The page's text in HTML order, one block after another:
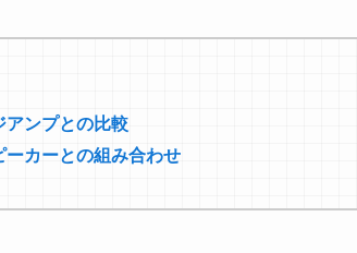
ンプとの比較
カーとの組み合わせ